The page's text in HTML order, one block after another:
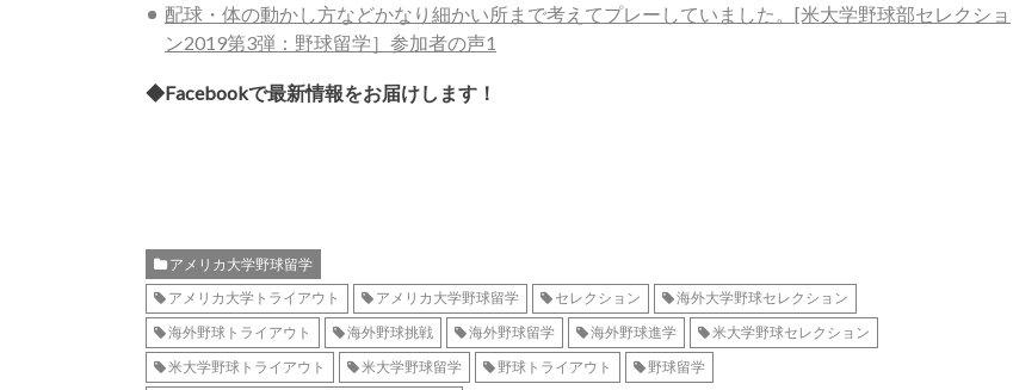
配球・体の動かし方などかなり細かい所まで考えてプレーしていました。[米大学野球部セレクショ
ン2019第3弾：野球留学］参加者の声1
◆Facebookで最新情報をお届けします！
アメリカ大学野球留学
アメリカ大学トライアウト
アメリカ大学野球留学 セレクション
海外大学野球セレクション
海外野球トライアウト
海外野球挑戦 海外野球留学 海外野球進学
米大学野球セレクション
米大学野球トライアウト
米大学野球留学 野球トライアウト
野球留学